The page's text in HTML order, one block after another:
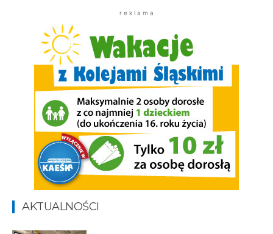
r e k l a m a
AKTUALNOŚCI